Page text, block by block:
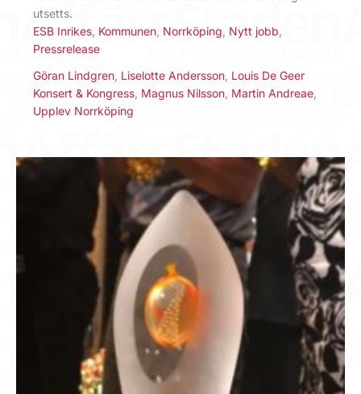
utsetts.
ESB Inrikes Kommunen Norrköping Nytt jobb
Pressrelease
Göran Lindgren Liselotte Andersson Louis De Geer
Konsert & Kongress Magnus Nilsson Martin Andreae
Upplev Norrköping